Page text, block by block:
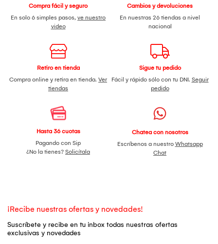
Compra fácil y seguro
En solo 6 simples pasos, ve nuestro
video
Cambios y devoluciones
En nuestras 26 tiendas a nivel
nacional
Retiro en tienda
Compra online y retira en tienda. Ver
tiendas
Sigue tu pedido
Fácil y rápido sólo con tu DNI. Seguir
pedido
Hasta 36 cuotas
Pagando con Sip
¿No la tienes? Solicítala
Chatea con nosotros
Escríbenos a nuestro Whatsapp
Chat
¡Recibe nuestras ofertas y novedades!
Suscríbete y recibe en tu inbox todas nuestras ofertas
exclusivas y novedades